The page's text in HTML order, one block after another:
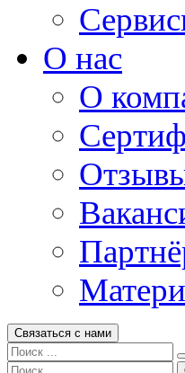
О нас
О
Связаться с нами